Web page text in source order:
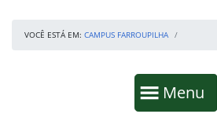
VOCÊ ESTÁ EM: CAMPUS FARROUPILHA
Mostrar
Menu